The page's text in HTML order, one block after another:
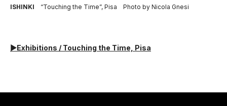
ISHINKI “Touching the Time”, Pisa Photo by Nicola Gnesi
▶︎Exhibitions / Touching the Time, Pisa